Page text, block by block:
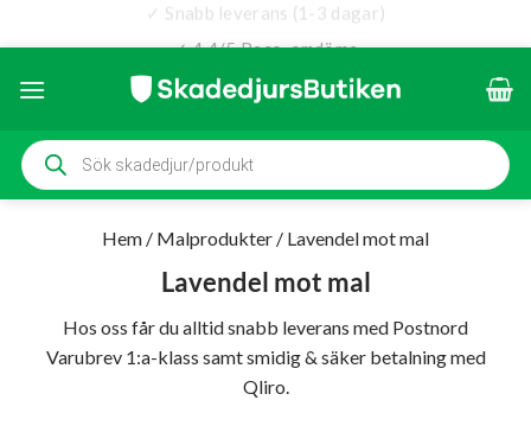
✓ Snabb leverans (1-3 dagar)
✓ 4.4/5 Reco-omdöme
Produktsökning
Hem / Malprodukter / Lavendel mot mal
Lavendel mot mal
Hos oss får du alltid snabb leverans med Postnord
Varubrev 1:a-klass samt smidig & säker betalning med
Qliro.